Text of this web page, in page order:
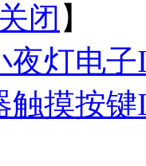
关闭 】
夜灯电子
触摸按键